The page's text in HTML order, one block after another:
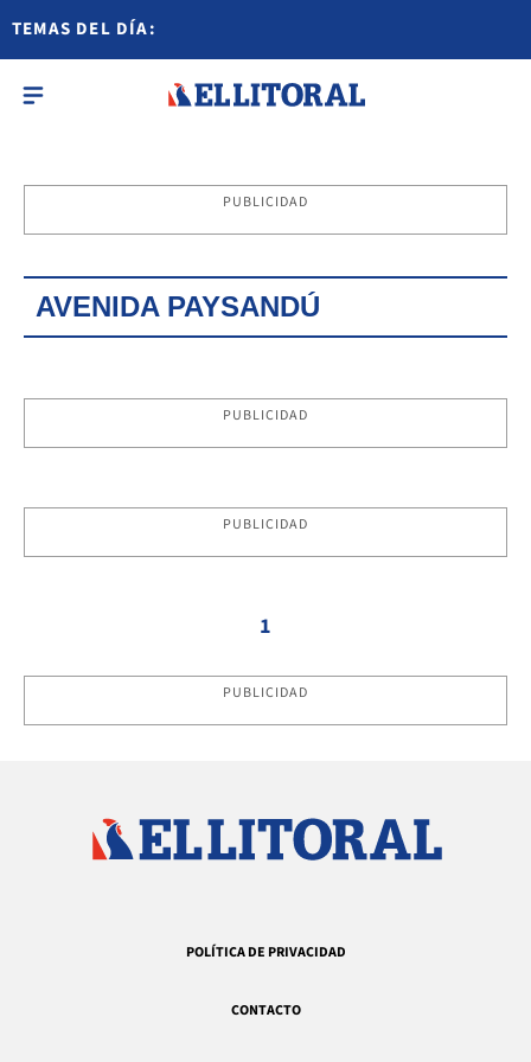
TEMAS DEL DÍA:
PUBLICIDAD
AVENIDA PAYSANDÚ
PUBLICIDAD
PUBLICIDAD
1
PUBLICIDAD
POLÍTICA DE PRIVACIDAD
CONTACTO